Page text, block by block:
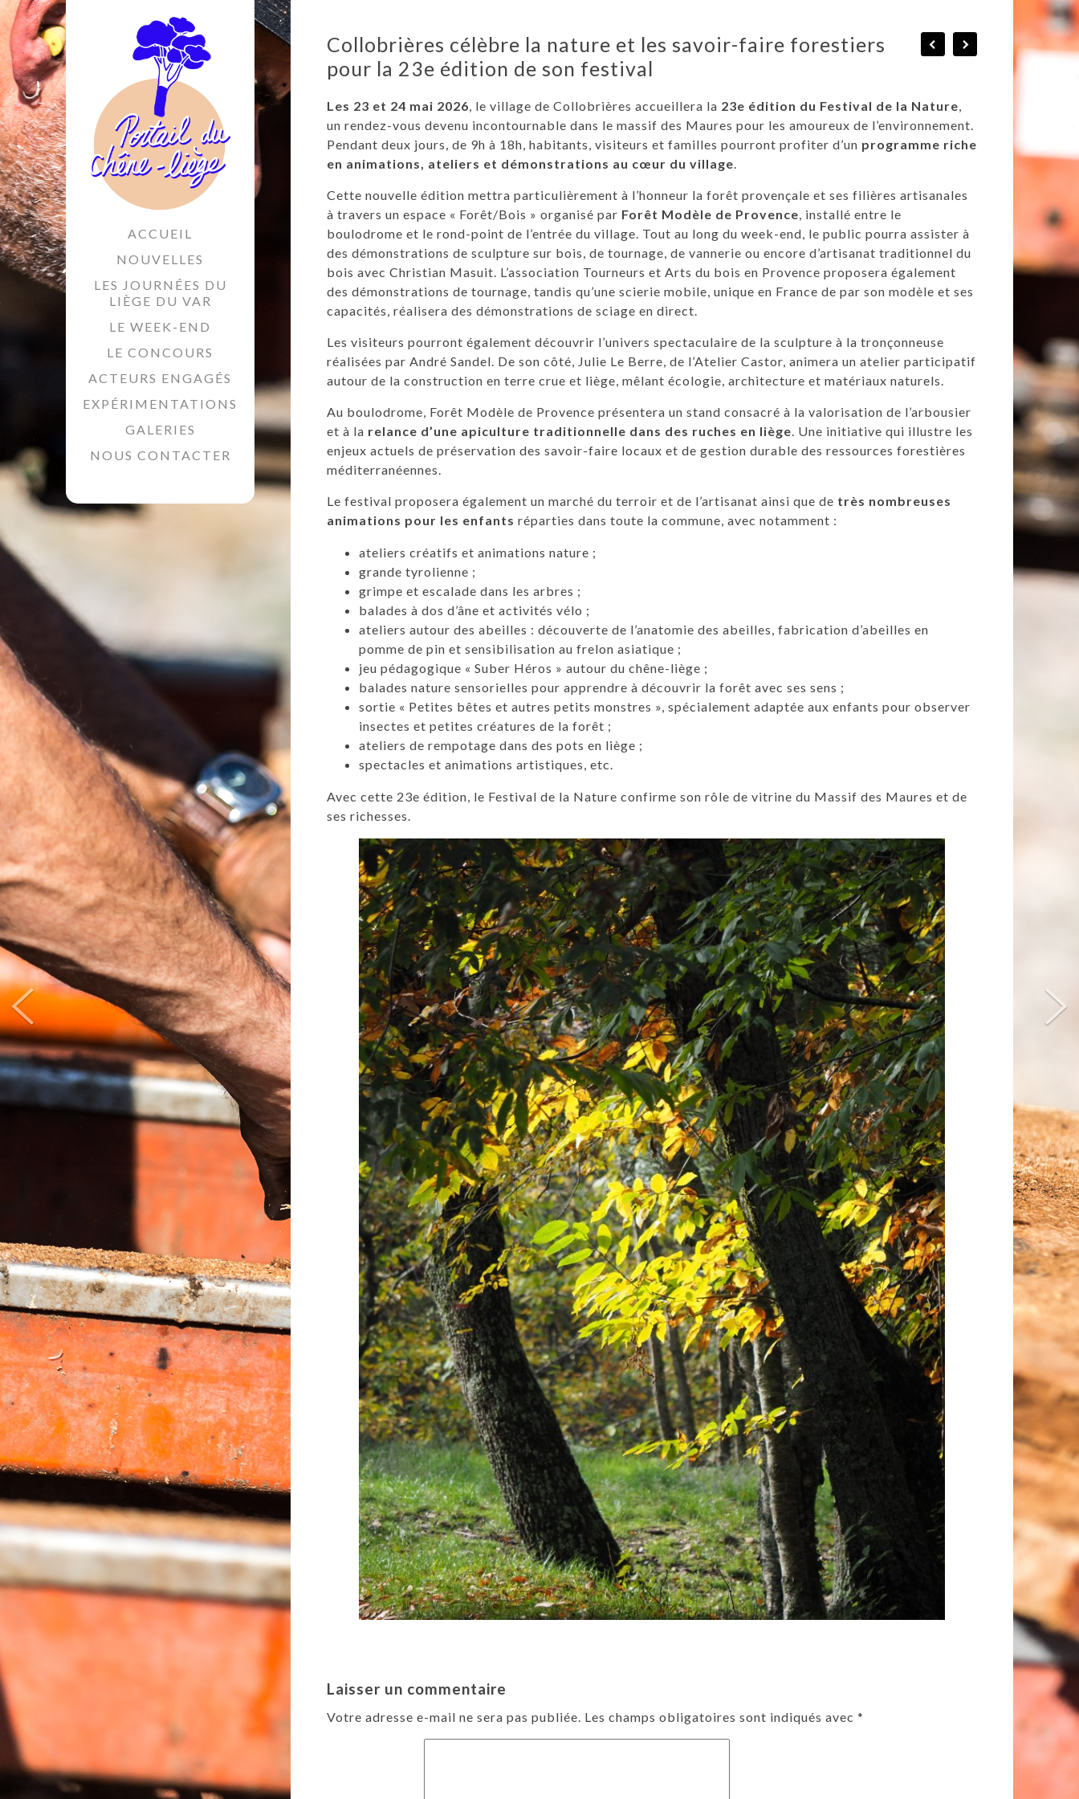
ACCUEIL
NOUVELLES
LES JOURNÉES DU
LIÈGE DU VAR
LE WEEK-END
LE CONCOURS
ACTEURS ENGAGÉS
EXPÉRIMENTATIONS
GALERIES
NOUS CONTACTER
Collobrières célèbre la nature et les savoir-faire forestiers
pour la 23e édition de son festival
Les 23 et 24 mai 2026, le village de Collobrières accueillera la 23e édition du Festival de la Nature,
un rendez-vous devenu incontournable dans le massif des Maures pour les amoureux de l’environnement.
Pendant deux jours, de 9h à 18h, habitants, visiteurs et familles pourront profiter d’un programme riche
en animations, ateliers et démonstrations au cœur du village.
Cette nouvelle édition mettra particulièrement à l’honneur la forêt provençale et ses filières artisanales
à travers un espace « Forêt/Bois » organisé par Forêt Modèle de Provence, installé entre le
boulodrome et le rond-point de l’entrée du village. Tout au long du week-end, le public pourra assister à
des démonstrations de sculpture sur bois, de tournage, de vannerie ou encore d’artisanat traditionnel du
bois avec Christian Masuit. L’association Tourneurs et Arts du bois en Provence proposera également
des démonstrations de tournage, tandis qu’une scierie mobile, unique en France de par son modèle et ses
capacités, réalisera des démonstrations de sciage en direct.
Les visiteurs pourront également découvrir l’univers spectaculaire de la sculpture à la tronçonneuse
réalisées par André Sandel. De son côté, Julie Le Berre, de l’Atelier Castor, animera un atelier participatif
autour de la construction en terre crue et liège, mêlant écologie, architecture et matériaux naturels.
Au boulodrome, Forêt Modèle de Provence présentera un stand consacré à la valorisation de l’arbousier
et à la relance d’une apiculture traditionnelle dans des ruches en liège. Une initiative qui illustre les
enjeux actuels de préservation des savoir-faire locaux et de gestion durable des ressources forestières
méditerranéennes.
Le festival proposera également un marché du terroir et de l’artisanat ainsi que de très nombreuses
animations pour les enfants réparties dans toute la commune, avec notamment :
ateliers créatifs et animations nature ;
grande tyrolienne ;
grimpe et escalade dans les arbres ;
balades à dos d’âne et activités vélo ;
ateliers autour des abeilles : découverte de l’anatomie des abeilles, fabrication d’abeilles en
pomme de pin et sensibilisation au frelon asiatique ;
jeu pédagogique « Suber Héros » autour du chêne-liège ;
balades nature sensorielles pour apprendre à découvrir la forêt avec ses sens ;
sortie « Petites bêtes et autres petits monstres », spécialement adaptée aux enfants pour observer
insectes et petites créatures de la forêt ;
ateliers de rempotage dans des pots en liège ;
spectacles et animations artistiques, etc.
Avec cette 23e édition, le Festival de la Nature confirme son rôle de vitrine du Massif des Maures et de
ses richesses.
Laisser un commentaire
Votre adresse e-mail ne sera pas publiée. Les champs obligatoires sont indiqués avec *